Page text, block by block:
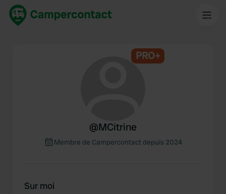
PRO+
@MCitrine
Membre de Campercontact depuis 2024
Sur moi